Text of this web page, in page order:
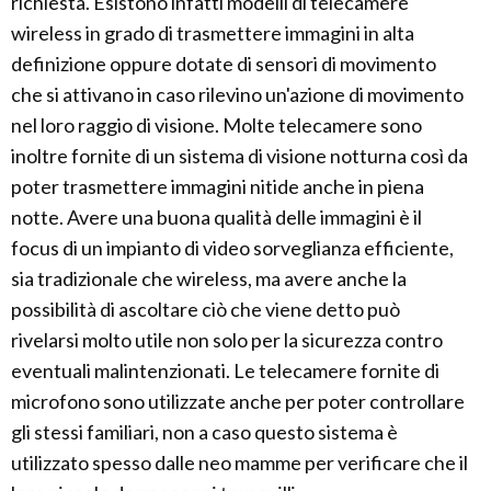
wireless in grado di trasmettere immagini in alta
definizione oppure dotate di sensori di movimento
che si attivano in caso rilevino un'azione di movimento
nel loro raggio di visione. Molte telecamere sono
inoltre fornite di un sistema di visione notturna così da
poter trasmettere immagini nitide anche in piena
notte. Avere una buona qualità delle immagini è il
focus di un impianto di video sorveglianza efficiente,
sia tradizionale che wireless, ma avere anche la
possibilità di ascoltare ciò che viene detto può
rivelarsi molto utile non solo per la sicurezza contro
eventuali malintenzionati. Le telecamere fornite di
microfono sono utilizzate anche per poter controllare
gli stessi familiari, non a caso questo sistema è
utilizzato spesso dalle neo mamme per verificare che il